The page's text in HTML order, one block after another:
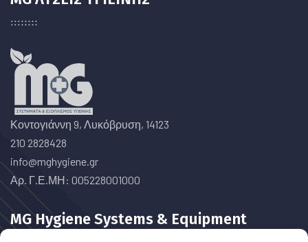
Κοντογιάννη 9, Λυκόβρυση, 14123
210 2828428
info@mghygiene.gr
Αρ. Γ.Ε.ΜΗ: 005228001000
MG Hygiene Systems & Equipment